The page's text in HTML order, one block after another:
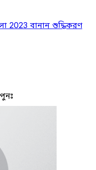
2023 বানান শুদ্ধিকরণ